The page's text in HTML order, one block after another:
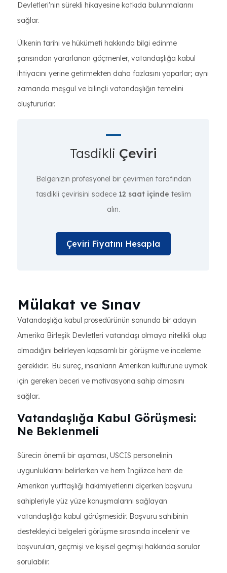
Devletleri'nin sürekli hikayesine katkıda bulunmalarını
sağlar.
Ülkenin tarihi ve hükümeti hakkında bilgi edinme
şansından yararlanan göçmenler, vatandaşlığa kabul
ihtiyacını yerine getirmekten daha fazlasını yaparlar; aynı
zamanda meşgul ve bilinçli vatandaşlığın temelini
oluştururlar.
Tasdikli Çeviri
Belgenizin profesyonel bir çevirmen tarafından
tasdikli çevirisini sadece 12 saat içinde teslim
alın.
Çeviri Fiyatını Hesapla
Mülakat ve Sınav
Vatandaşlığa kabul prosedürünün sonunda bir adayın
Amerika Birleşik Devletleri vatandaşı olmaya nitelikli olup
olmadığını belirleyen kapsamlı bir görüşme ve inceleme
gereklidir.. Bu süreç, insanların Amerikan kültürüne uymak
için gereken beceri ve motivasyona sahip olmasını
sağlar..
Vatandaşlığa Kabul Görüşmesi:
Ne Beklenmeli
Sürecin önemli bir aşaması, USCIS personelinin
uygunluklarını belirlerken ve hem İngilizce hem de
Amerikan yurttaşlığı hakimiyetlerini ölçerken başvuru
sahipleriyle yüz yüze konuşmalarını sağlayan
vatandaşlığa kabul görüşmesidir. Başvuru sahibinin
destekleyici belgeleri görüşme sırasında incelenir ve
başvuruları, geçmişi ve kişisel geçmişi hakkında sorular
sorulabilir.